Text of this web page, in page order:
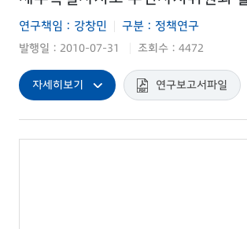
연구책임 : 강창민 구분 : 정책연구
발행일 : 2010-07-31 조회수 : 4472
자세히보기 연구보고서파일